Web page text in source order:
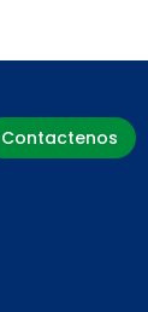
Contactenos